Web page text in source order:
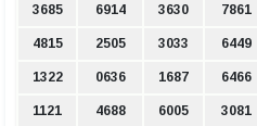
3685 6914 3630 7861
4815 2505 3033 6449
1322 0636 1687 6466
1121 4688 6005 3081